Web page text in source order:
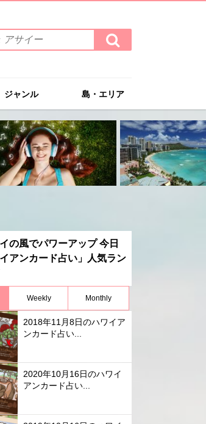
検
索
す
ジャンル 島・エリア
イの風でパワーアップ 今日
アンカード占い」人気ラン
Weekly Monthly
2018年11月8日のハワイア
ンカード占い...
2020年10月16日のハワイ
アンカード占い...